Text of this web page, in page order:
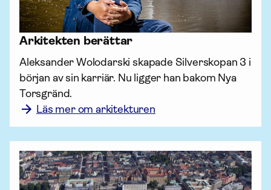
Arkitekten berättar
Aleksander Wolodarski skapade Silverskopan 3 i
början av sin karriär. Nu ligger han bakom Nya
Torsgränd.
Läs mer om arkitekturen